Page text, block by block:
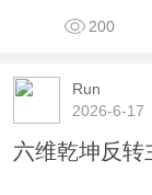
200
Run
2026-6-17
六维乾坤反